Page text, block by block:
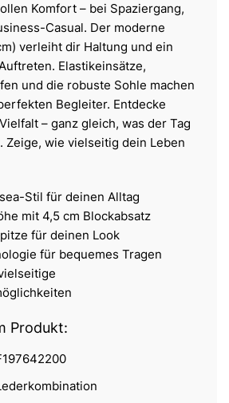
Komfort – bei Spaziergang,
Casual. Der moderne
verleiht dir Haltung und ein
Elastikeinsätze,
und die robuste Sohle machen
Begleiter. Entdecke
– ganz gleich, was der Tag
Zeige, wie vielseitig dein Leben
Stil für deinen Alltag
mit 4,5 cm Blockabsatz
für deinen Look
für bequemes Tragen
Produkt: